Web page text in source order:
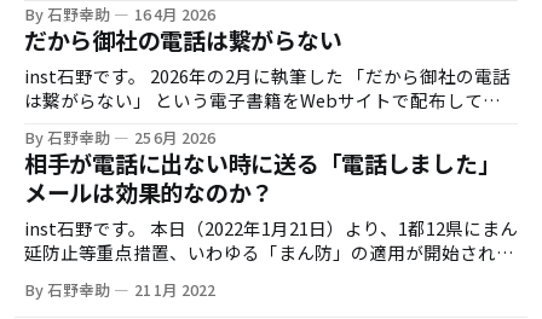
ー：株式会社INST 石野 導入の背景：時間外応募対応と、
現場の架電負荷 石野：まず、INST 3BD導入前に感じていた
課題感を教えてください。 鈴木様：人材紹介の現場だと、応
募が入っても連絡がつかないケースが一定数あります。繋が
るまで追いかけ架電をするので、どうしても繋がりづらいか
たがリストに残っていくため、工数がかかってしまいます。
一方で、タイミングよく繋がった人は意向が高いので、そこ
を確実に面談につなげたい、というのが大きいですね。 実証
実験：3BDを使うチーム／使わないチームで比較 ミライユ様
では、INST
通り、INSTは創業すぐに僕がこのブログを書き始めて、それ
をほとんどの集客源に法人顧客の開拓を進めてきました。 そ
の昔は炎上したり、バズったりと色々書いていたのですが、
AIの登場もあって、ブログを書く手が進まなくなり、
場でなぜブログを書かなくなったのか？というのは、生成AI
登場以降はネット上のコンテンツの殆どがAIが生成したもの
になってしまい、人間が書いたブログなんて書ける量も決ま
っているし、どんどん埋もれてしまっていくのではないか？
と思ったからです。 本当にブログはもうオワコンなのか？
ブログはもうオワコンなのか？ 世間一般的にはそうなのかも
しれないです。あまりブログを書く人も多くなくなりました
By 石野幸助 16 4月 2026
だから御社の電話は繋がらない
inst石野です。 2026年の2月に執筆した 「だから御社の電話
は繋がらない」 という電子書籍をWebサイトで配布してい
いまして メールアドレスや電話番号などの個人情報登録無し
でご覧いただけるようにいたしました。 ダウンロードページ
からPDF閲覧リンク（Googleドライブ）へ遷移できますの
で、ぜひ皆さんお気軽にお読みいただければと思います。
By 石野幸助 25 6月 2026
相手が電話に出ない時に送る「電話しました」
メールは効果的なのか？
inst石野です。 本日（2022年1月21日）より、1都12県にまん
延防止等重点措置、いわゆる「まん防」の適用が開始されま
が、やっと客足が戻ってきた飲食店・居酒屋・レストランな
By 石野幸助 21 1月 2022